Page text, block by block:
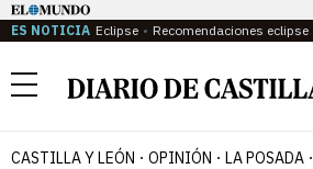
ES NOTICIA Eclipse Recomendaciones eclipse
Menú
CASTILLA Y LEÓN OPINIÓN LA POSADA